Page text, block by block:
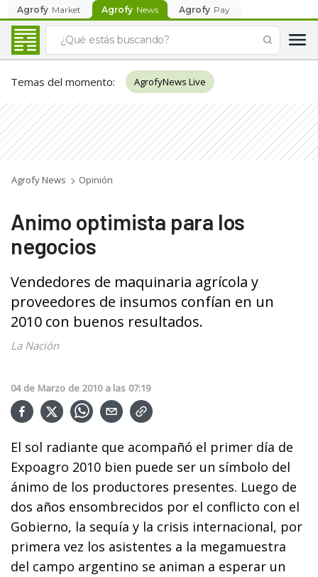
Agrofy Market Agrofy News Agrofy Pay
Temas del momento: AgrofyNews Live
Agrofy News Opinión
Animo optimista para los
negocios
Vendedores de maquinaria agrícola y
proveedores de insumos confían en un
2010 con buenos resultados.
La Nación
04 de Marzo de 2010 a las 07:19
El sol radiante que acompañó el primer día de
Expoagro 2010 bien puede ser un símbolo del
ánimo de los productores presentes. Luego de
dos años ensombrecidos por el conflicto con el
Gobierno, la sequía y la crisis internacional, por
primera vez los asistentes a la megamuestra
del campo argentino se animan a esperar un